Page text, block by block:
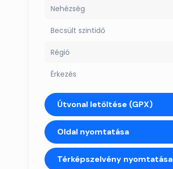
Nehézség
Becsült szintidő
Régió
Érkezés
Útvonal letöltése (GPX)
Oldal nyomtatása
Térképszelvény nyomtatása